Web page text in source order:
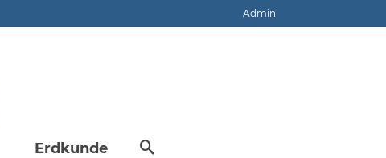
Admin
Erdkunde